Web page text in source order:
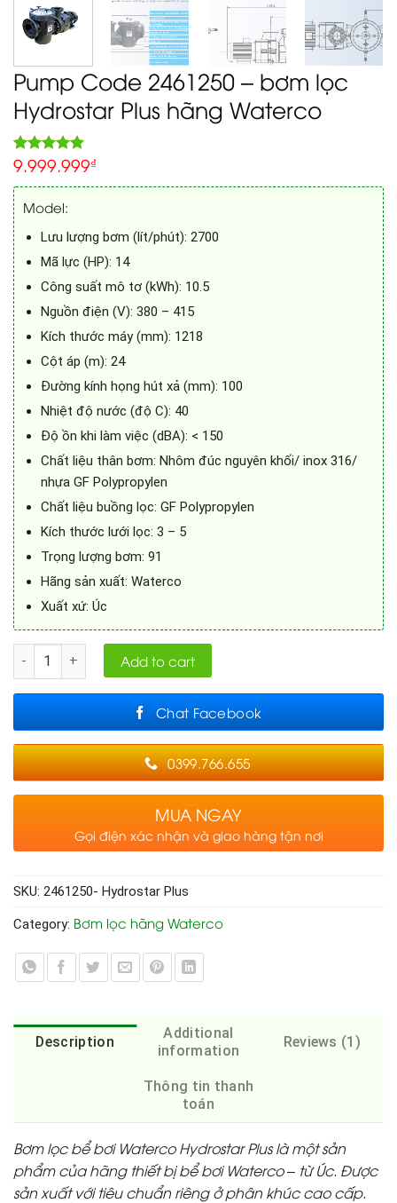
Pump Code 2461250 – bơm lọc
Hydrostar Plus hãng Waterco
Rated5.00
out of 5
based on
1
customer
rating
9.999.999₫
Model:
Lưu lượng bơm (lít/phút): 2700
Mã lực (HP): 14
Công suất mô tơ (kWh): 10.5
Nguồn điện (V): 380 – 415
Kích thước máy (mm): 1218
Cột áp (m): 24
Đường kính họng hút xả (mm): 100
Nhiệt độ nước (độ C): 40
Độ ồn khi làm việc (dBA): < 150
Chất liệu thân bơm: Nhôm đúc nguyên khối/ inox 316/
nhựa GF Polypropylen
Chất liệu buồng lọc: GF Polypropylen
Kích thước lưới lọc: 3 – 5
Trọng lượng bơm: 91
Hãng sản xuất: Waterco
Xuất xứ: Úc
Quantity Add to cart
Chat Facebook
0399.766.655
MUA NGAY
Gọi điện xác nhận và giao hàng tận nơi
SKU: 2461250- Hydrostar Plus
Category: Bơm lọc hãng Waterco
Description
Additional
information
Reviews (1)
Thông tin thanh
toán
Bơm lọc bể bơi Waterco Hydrostar Plus là một sản
phẩm của hãng thiết bị bể bơi Waterco – từ Úc. Được
sản xuất với tiêu chuẩn riêng ở phân khúc cao cấp.